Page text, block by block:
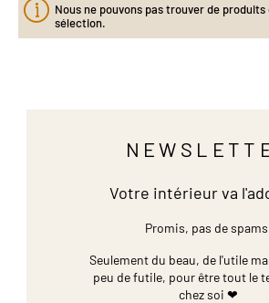
Nous ne pouvons pas trouver de
sélection.
Votre intérieur va
Promis, pas de
Seulement du beau, de l'utile
peu de futile, pour être tout le
chez soi ❤